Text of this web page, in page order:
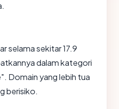
selama sekitar 17.9
dalam kategori
Domain yang lebih tua
berisiko.